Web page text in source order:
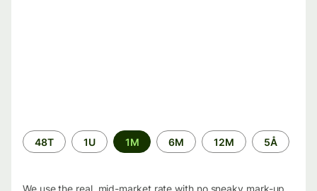
Time
period
48T 1U 1M 6M 12M 5Å